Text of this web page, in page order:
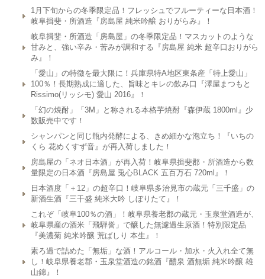
1月下旬からの冬季限定品！フレッシュでフルーティーな日本酒！
岐阜揖斐・所酒造『房島屋 純米吟醸 おりがらみ』！
岐阜揖斐・所酒造「房島屋」の冬季限定品！マスカットのような
甘みと、強い辛み・苦みが調和する『房島屋 純米 超辛口おりがら
み』！
「愛山」の特徴を最大限に！兵庫県特A地区東条産「特上愛山」
100％！長期熟成に適した、旨味とキレの飲み口『澤屋まつもと
Rissimo(リッシモ) 愛山 2016』！
「幻の焼酎」「3M」と称される本格芋焼酎『森伊蔵 1800ml』少
数販売中です！
シャンパンと同じ瓶内発酵による、きめ細かな泡立ち！『いちの
くら 花めくすず音』が再入荷しました！
房島屋の「ネオ日本酒」が再入荷！岐阜県揖斐郡・所酒造から数
量限定の日本酒『房島屋 兎心BLACK 五百万石 720ml』！
日本酒度「＋12」の超辛口！岐阜県多治見市の蔵元「三千盛」の
新酒生酒『三千盛 純米大吟 しぼりたて』！
これぞ「岐阜100％の酒」！岐阜県養老郡の蔵元・玉泉堂酒造が、
岐阜県産の酒米「飛騨誉」で醸した無濾過生原酒！特別限定品
『美濃菊 純米吟醸 荒ばしり 本生』！
素ろ過で詰めた「無垢」な酒！アルコール・加水・火入れ全て無
し！岐阜県養老郡・玉泉堂酒造の銘酒『醴泉 酒無垢 純米吟醸 雄
山錦』！